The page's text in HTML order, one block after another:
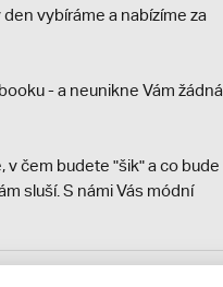
vybíráme a nabízíme za
- a neunikne Vám žádná
v čem budete "šik" a co bude
sluší. S námi Vás módní